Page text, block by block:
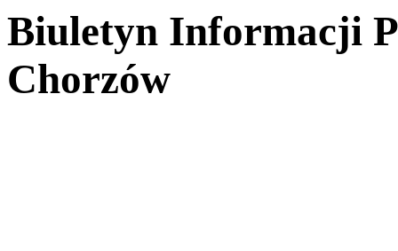
Biuletyn Informacji
Chorzów